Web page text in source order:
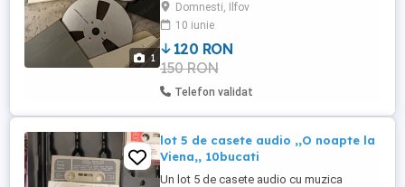
1
Domnesti, Ilfov
10 iunie
120 RON
150 RON
Telefon validat
lot 5 de casete audio ,,O noapte la
Viena,, 10bucati
Un lot 5 de casete audio cu muzica